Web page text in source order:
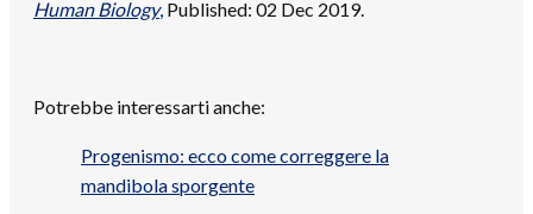
Human Biology, Published: 02 Dec 2019.
Potrebbe interessarti anche:
Progenismo: ecco come correggere la
mandibola sporgente